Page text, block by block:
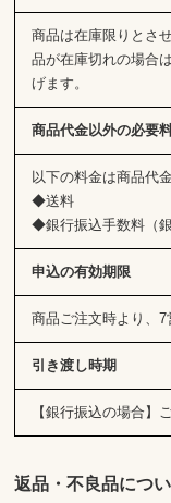
商品は在庫限りとさ
品が在庫切れの場合
げます。
商品代金以外の必要
以下の料金は商品代
◆送料
◆銀行振込手数料（
申込の有効期限
商品ご注文時より、7
引き渡し時期
【銀行振込の場合】
返品・不良品につ